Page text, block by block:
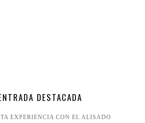
DESTACADA
EXPERIENCIA CON EL ALISADO